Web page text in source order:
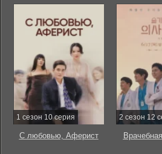
1 сезон 10 серия
С любовью, Аферист
2 сезон 12